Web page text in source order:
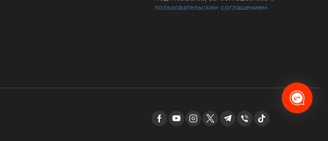
пользовательским соглашением
facebookyoutubeinstagramtwittertelegram
Viber TikTok